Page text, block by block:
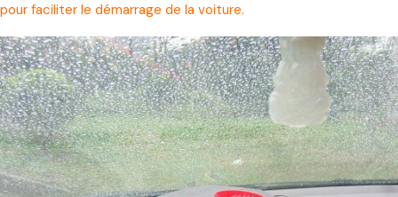
pour faciliter le démarrage de la voiture.